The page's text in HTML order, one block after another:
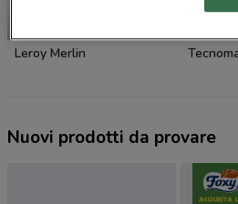
Leroy Merlin
Nuovi prodotti da provare